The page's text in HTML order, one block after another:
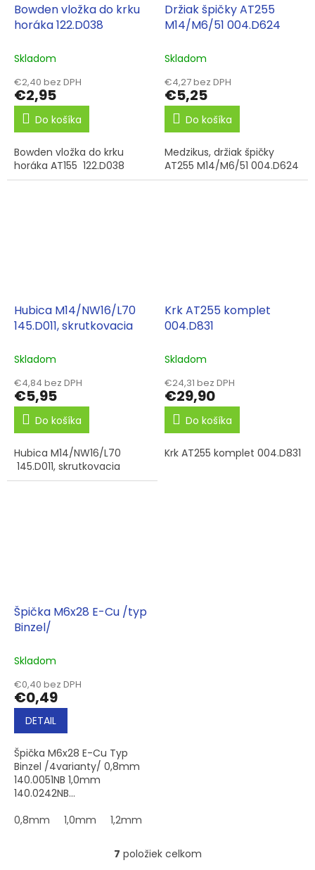
Bowden vložka do krku
horáka 122.D038
Skladom
€2,40 bez DPH
€2,95
Do košíka
Bowden vložka do krku
horáka AT155 122.D038
Držiak špičky AT255
M14/M6/51 004.D624
Skladom
€4,27 bez DPH
€5,25
Do košíka
Medzikus, držiak špičky
AT255 M14/M6/51 004.D624
Hubica M14/NW16/L70
145.D011, skrutkovacia
Skladom
€4,84 bez DPH
€5,95
Do košíka
Hubica M14/NW16/L70
145.D011, skrutkovacia
Krk AT255 komplet
004.D831
Skladom
€24,31 bez DPH
€29,90
Do košíka
Krk AT255 komplet 004.D831
Špička M6x28 E-Cu /typ
Binzel/
Skladom
€0,40 bez DPH
€0,49
DETAIL
Špička M6x28 E-Cu Typ
Binzel /4varianty/ 0,8mm
140.0051NB 1,0mm
140.0242NB...
0,8mm
1,0mm 1,2mm
O
7 položiek celkom